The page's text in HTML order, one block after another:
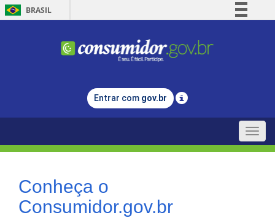
BRASIL
Comunica BR
Legislação
Entrar com gov.br
Toggle
Conheça o
Consumidor.gov.br